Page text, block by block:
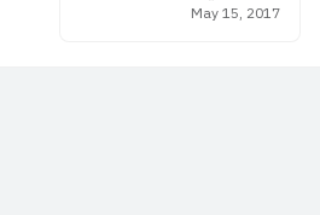
May 15, 2017